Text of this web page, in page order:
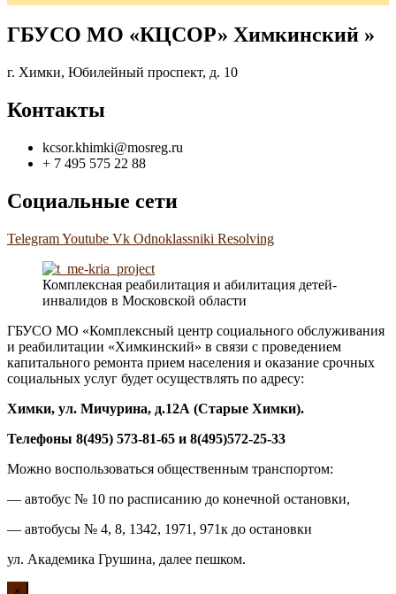
ГБУСО МО «КЦСОР» Химкинский »
г. Химки, Юбилейный проспект, д. 10
Контакты
kcsor.khimki@mosreg.ru
+ 7 495 575 22 88
Социальные сети
TelegramYoutube Vk Odnoklassniki Resolving
Комплексная реабилитация и абилитация детей-
инвалидов в Московской области
ГБУСО МО «Комплексный центр социального обслуживания
и реабилитации «Химкинский» в связи с проведением
капитального ремонта прием населения и оказание срочных
социальных услуг будет осуществлять по адресу:
Химки, ул. Мичурина, д.12А (Старые Химки).
Телефоны 8(495) 573-81-65 и 8(495)572-25-33
Можно воспользоваться общественным транспортом:
— автобус № 10 по расписанию до конечной остановки,
— автобусы № 4, 8, 1342, 1971, 971к до остановки
ул. Академика Грушина, далее пешком.
×